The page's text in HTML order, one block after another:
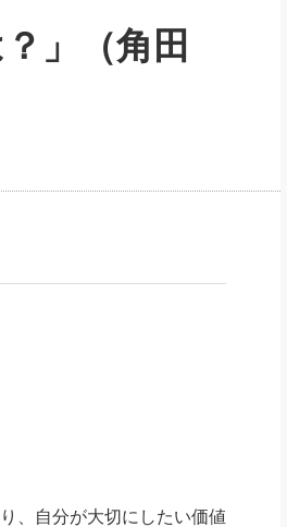
2026.08.5
たい、やってお
の新常識』(12)
」ネタ帳(159)
一流の仕事術」(28)
品」(109)
くための緊急対策(100)
会社はココが違う！(36)
経理財務の見どころ・勘どころ・ツッ
の生産性を下げるハラスメントの予防策
決定の定石(68)
・社員・社会から支持される「ウェルビ
大久保一彦の“流行る”お店の仕組み
柿内幸夫─社長のための現場改善(174)
クレーム対応 実践マニュ
クレーム対応の新知識と
デキル社員に育てる！ 社
東川鷹年の「中小企業の
業績アップにつながる！
欧米資産家に学ぶ二世教
先人の名句名言の
渡部昇一の「日本
経営に活かす“十
デジ
リー
ワイ
必
眼と
社長
米
高
」（角田
、自分が大切にしたい価値